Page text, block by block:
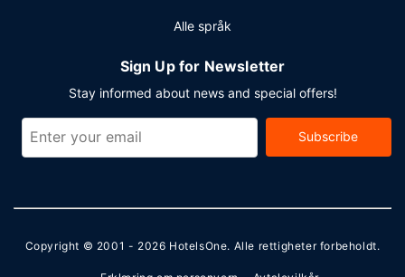
Alle språk
Sign Up for Newsletter
Stay informed about news and special offers!
Subscribe
Copyright © 2001 - 2026 HotelsOne. Alle rettigheter forbeholdt.